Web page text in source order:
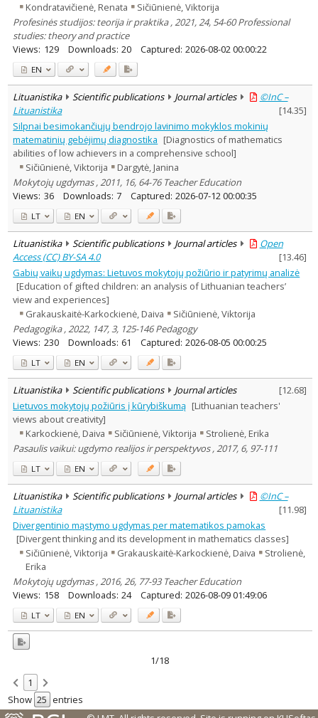
Kondratavičienė, Renata
Sičiūnienė, Viktorija
Profesinės studijos: teorija ir praktika , 2021, 24, 54-60 Professional
studies: theory and practice
Views: 129 Downloads: 20 Captured: 2026-08-02 00:00:22
EN
Lituanistika Scientific publications Journal articles
©InC –
Lituanistika
[14.35]
Silpnai besimokančiųjų bendrojo lavinimo mokyklos mokinių
matematinių gebėjimų diagnostika [Diagnostics of mathematics
abilities of low achievers in a comprehensive school]
Sičiūnienė, Viktorija
Dargytė, Janina
Mokytojų ugdymas , 2011, 16, 64-76 Teacher Education
Views: 36 Downloads: 7 Captured: 2026-07-12 00:00:35
LT EN
Lituanistika Scientific publications Journal articles
Open
Access (CC) BY-SA 4.0
[13.46]
Gabių vaikų ugdymas: Lietuvos mokytojų požiūrio ir patyrimų analizė
[Education of gifted children: an analysis of Lithuanian teachers’
view and experiences]
Grakauskaitė-Karkockienė, Daiva
Sičiūnienė, Viktorija
Pedagogika , 2022, 147, 3, 125-146 Pedagogy
Views: 230 Downloads: 61 Captured: 2026-08-05 00:00:25
LT EN
Lituanistika Scientific publications Journal articles [12.68]
Lietuvos mokytojų požiūris į kūrybiškumą [Lithuanian teachers'
views about creativity]
Karkockienė, Daiva
Sičiūnienė, Viktorija
Strolienė, Erika
Pasaulis vaikui: ugdymo realijos ir perspektyvos , 2017, 6, 97-111
LT EN
Lituanistika Scientific publications Journal articles
©InC –
Lituanistika
[11.98]
Divergentinio mąstymo ugdymas per matematikos pamokas
[Divergent thinking and its development in mathematics classes]
Sičiūnienė, Viktorija
Grakauskaitė-Karkockienė, Daiva
Strolienė,
Erika
Mokytojų ugdymas , 2016, 26, 77-93 Teacher Education
Views: 158 Downloads: 24 Captured: 2026-08-09 01:49:06
LT EN
1/18
1
Show
entries